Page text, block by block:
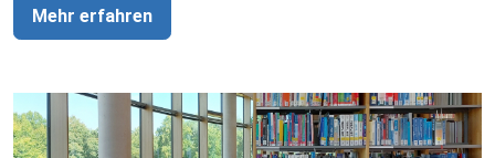
Mehr erfahren